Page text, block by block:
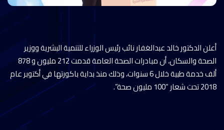
أعلن الدكتور خالد عبدالغفار نائب رئيس الوزراء للتنمية البشرية ووزير
الصحة والسكان، أن مبادرات الصحة العامة قدمت 212 مليون و 878
ألف خدمة طبية خلال 6 سنوات، وذلك منذ بداية باكورتها في أكتوبر عام
2018 تحت شعار “100 مليون صحة”.